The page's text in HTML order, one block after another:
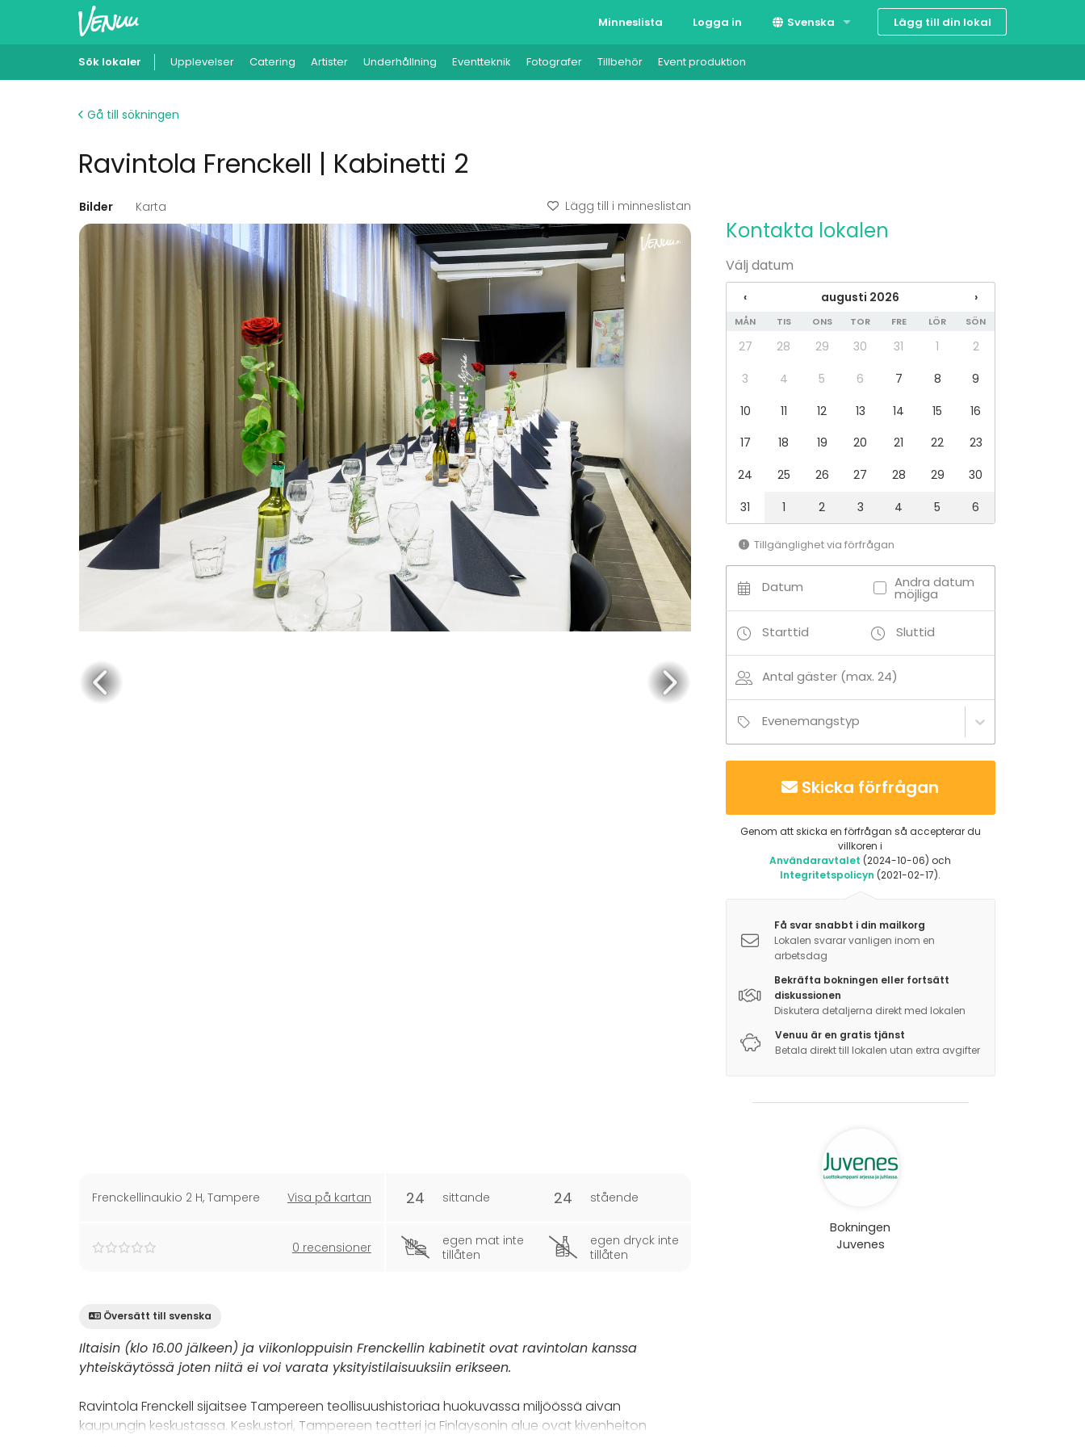
Minneslista Logga in Svenska Lägg till din lokal
Sök lokaler Upplevelser Catering Artister Underhållning Eventteknik Fotografer Tillbehör Event produktion
Gå till sökningen
Ravintola Frenckell | Kabinetti 2
Bilder Karta Lägg till i minneslistan
Frenckellinaukio 2 H, Tampere Visa på kartan
0 recensioner
24 sittande 24 stående
egen mat inte
tillåten
egen dryck inte
tillåten
Översätt till svenska
Iltaisin (klo 16.00 jälkeen) ja viikonloppuisin Frenckellin kabinetit ovat ravintolan kanssa
yhteiskäytössä joten niitä ei voi varata yksityistilaisuuksiin erikseen.
Ravintola Frenckell sijaitsee Tampereen teollisuushistoriaa huokuvassa miljöössä aivan
kaupungin keskustassa. Keskustori, Tampereen teatteri ja Finlaysonin alue ovat kivenheiton
Kontakta lokalen
Välj datum
‹ augusti 2026 ›
MÅN TIS ONS TOR FRE LÖR SÖN
27 28 29 30 31 1
2
3
4 5 6 7 8
9
10
11 12 13 14 15
16
17
18 19 20 21 22
23
24
25 26 27 28 29
30
31
1 2 3 4 5 6
Tillgänglighet via förfrågan
Datum Andra datum
möjliga
Starttid Sluttid
Antal gäster (max. 24)
Evenemangstyp
Skicka förfrågan
Genom att skicka en förfrågan så accepterar du
villkoren i
Användaravtalet (2024-10-06) och
Integritetspolicyn (2021-02-17).
Få svar snabbt i din mailkorg
Lokalen svarar vanligen inom en
arbetsdag
Bekräfta bokningen eller fortsätt
diskussionen
Diskutera detaljerna direkt med lokalen
Venuu är en gratis tjänst
Betala direkt till lokalen utan extra avgifter
Bokningen
Juvenes